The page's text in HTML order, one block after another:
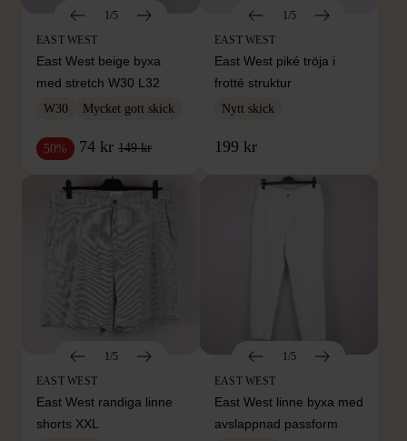
1/5
EAST WEST
East West beige byxa
med stretch W30 L32
W30 Mycket gott skick
50% 74 kr 149 kr
1/5
EAST WEST
East West piké tröja i
frotté struktur
Nytt skick
199 kr
1/5
EAST WEST
East West randiga linne
shorts XXL
1/5
EAST WEST
East West linne byxa med
avslappnad passform